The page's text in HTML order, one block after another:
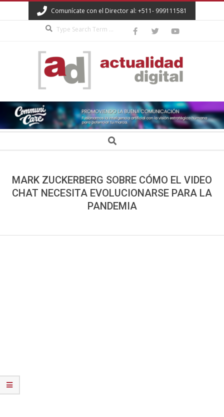
to
Comunícate con el Director al: +511- 999111581
ACTUALIDAD
DIGITAL Search
MARK ZUCKERBERG SOBRE CÓMO EL VIDEO
CHAT NECESITA EVOLUCIONARSE PARA LA
PANDEMIA